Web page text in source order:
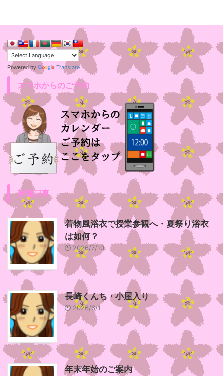
Powered by Translate
スマホからのご予約
新着記事
着物風浴衣で授業参観へ・夏祭り浴衣
は如何？
2026/7/10
長崎くんち・小屋入り
2026/6/1
年末年始のご案内